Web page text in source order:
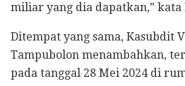
miliar yang dia dapatkan,” kata
Ditempat yang sama, Kasubdit
Tampubolon menambahkan,
pada tanggal 28 Mei 2024 di